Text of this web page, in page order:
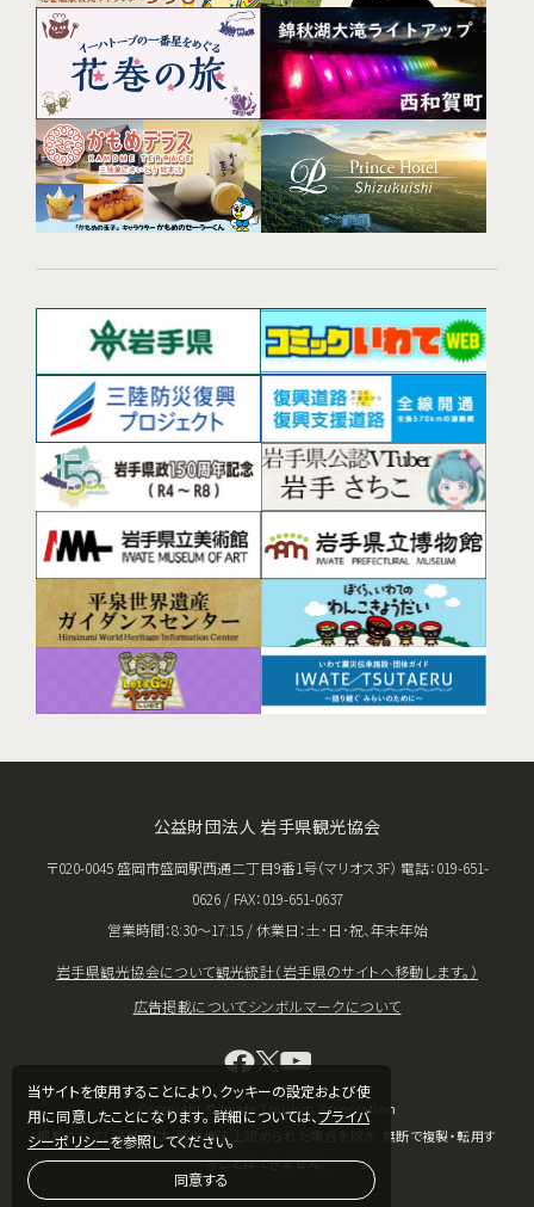
当サイトを使用することにより、クッキーの設定および使
用に同意したことになります。 詳細については、プライバ
シーポリシーを参照してください。
同意する
公益財団法人 岩手県観光協会
〒020-0045 盛岡市盛岡駅西通二丁目9番1号（マリオス3F） 電話：019-651-
0626 / FAX：019-651-0637
営業時間：8:30〜17:15 / 休業日：土･日･祝、年末年始
岩手県観光協会について観光統計（岩手県のサイトへ移動します。）
広告掲載についてシンボルマークについて
Copyright © Iwate Tourism Association
掲載されている情報は、著作権法上認められた場合を除き、無断で複製・転用す
ることはできません。